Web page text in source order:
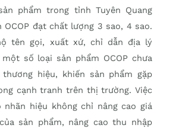
phẩm trong tỉnh Tuyên Quang
OCOP đạt chất lượng 3 sao, 4 sao.
tên gọi, xuất xứ, chỉ dẫn địa lý
số loại sản phẩm OCOP chưa
hiệu, khiến sản phẩm gặp
cạnh tranh trên thị trường. Việc
nhãn hiệu không chỉ nâng cao giá
sản phẩm, nâng cao thu nhập